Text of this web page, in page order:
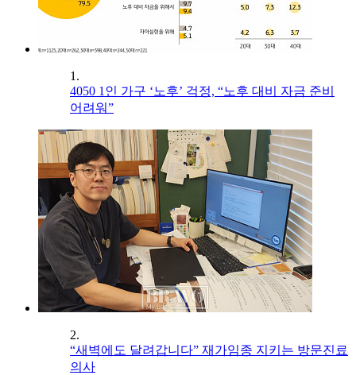
1.
4050 1인 가구 ‘노후’ 걱정, “노후 대비 자금 준비
어려워”
2.
“새벽에도 달려갑니다” 재가임종 지키는 방문진료
의사